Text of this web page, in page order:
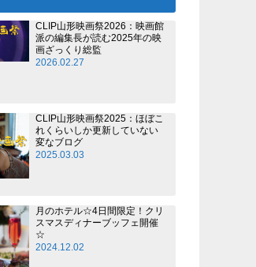
CLIP山形映画祭2026：映画館
派の編集長が読む2025年の映
画ざっくり総監
2026.02.27
CLIP山形映画祭2025：ほぼこ
れくらいしか更新していない
変なブログ
2025.03.03
月のホテル☆4日間限定！クリ
スマスディナーブッフェ開催
☆
2024.12.02